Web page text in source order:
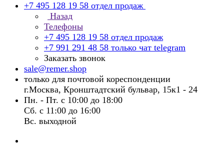
+7 495 128 19 58 отдел продаж
Назад
Телефоны
+7 495 128 19 58 отдел продаж
+7 991 291 48 58 только чат telegram
Заказать звонок
sale@remer.shop
только для почтовой кореспонденции
г.Москва, Кронштадтский бульвар, 15к1 - 24
Пн. - Пт. с 10:00 до 18:00
Сб. с 11:00 до 16:00
Вс. выходной